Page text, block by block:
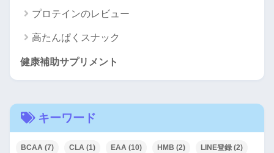
プロテインのレビュー
高たんぱくスナック
健康補助サプリメント
キーワード
BCAA (7) CLA (1) EAA (10) HMB (2) LINE登録 (2)